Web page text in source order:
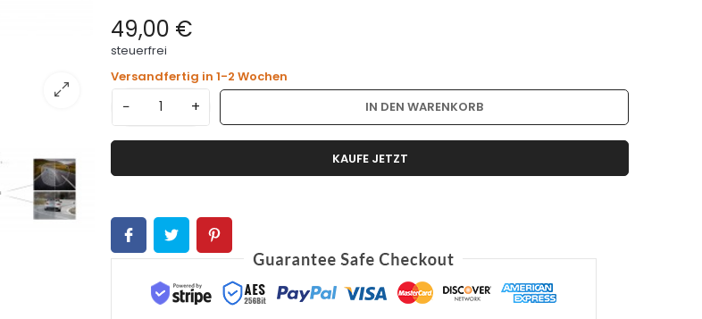
49,00 €
steuerfrei
Versandfertig in 1-2 Wochen
− + IN DEN WARENKORB
KAUFE JETZT